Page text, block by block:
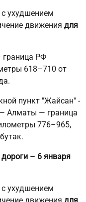
с ухудшением
движения для
граница РФ
618–710 от
пункт "Жайсан" -
Алматы — граница
776–965,
– 6 января
с ухудшением
движения для